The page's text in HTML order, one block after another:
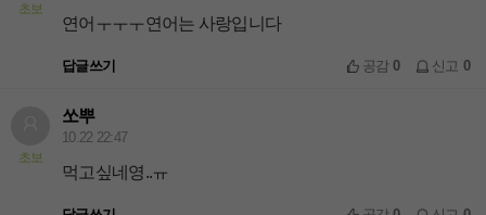
초보
연어ㅜㅜㅜ연어는 사랑입니다
답글쓰기 공감0 신고 0
초보
쏘뿌
10.22 22:47
먹고싶네영..ㅠ